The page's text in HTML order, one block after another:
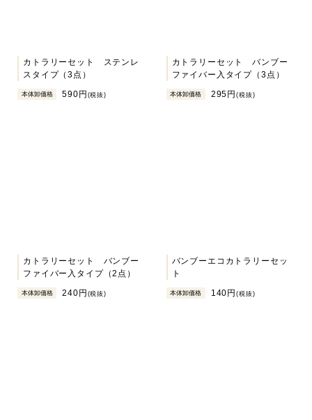
カトラリーセット ステンレ
スタイプ（3点）
本体卸価格 590円 (税抜)
カトラリーセット バンブー
ファイバー入タイプ（3点）
本体卸価格 295円(税抜)
カトラリーセット バンブー
ファイバー入タイプ（2点）
本体卸価格 240円 (税抜)
バンブーエコカトラリーセッ
ト
本体卸価格 140円(税抜)